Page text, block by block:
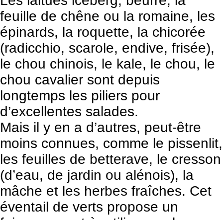
feuille de chêne ou la romaine, les
épinards, la roquette, la chicorée
(radicchio, scarole, endive, frisée),
le chou chinois, le kale, le chou, le
chou cavalier sont depuis
longtemps les piliers pour
d’excellentes salades.
Mais il y en a d’autres, peut-être
moins connues, comme le pissenlit,
les feuilles de betterave, le cresson
(d’eau, de jardin ou alénois), la
mâche et les herbes fraîches. Cet
éventail de verts propose un